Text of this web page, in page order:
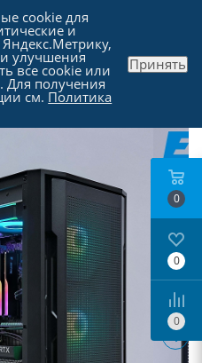
0
0
0
cookie для
и
улучшения
все cookie или
Для получения
см. Политика
Принять